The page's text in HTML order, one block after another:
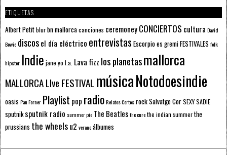
ETIQUETAS
Albert Petitblurbn mallorcacanciones ceremoneyCONCIERTOS cultura David
Bowie discosel día eléctrico entrevistas Escorpioes gremiFESTIVALES folk
hipster Indie jane yo l.a. Lava fizz los planetasmallorca
MALLORCA LIve FESTIVAL músicaNotodoesindie
oasis Pau Forner Playlist pop radioRelatos CortosrockSalvatge CorSEXY SADIE
sputnik sputnik radio summer pie The Beatlesthe curethe indian summerthe
prussians the wheelsu2 veranoálbumes